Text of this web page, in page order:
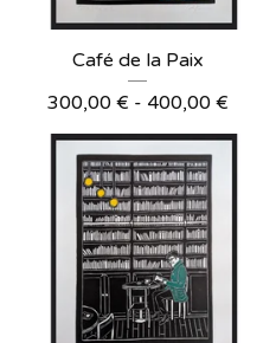
Café de la Paix
300,00 € - 400,00 €